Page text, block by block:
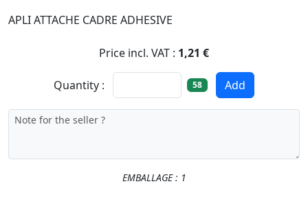
APLI ATTACHE CADRE ADHESIVE
Price incl. VAT : 1,21 €
Quantity : 58 Add
EMBALLAGE : 1